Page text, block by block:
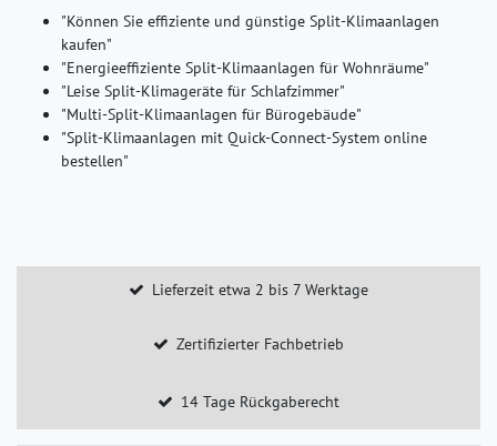
"Können Sie effiziente und günstige Split-Klimaanlagen
kaufen"
"Energieeffiziente Split-Klimaanlagen für Wohnräume"
"Leise Split-Klimageräte für Schlafzimmer"
"Multi-Split-Klimaanlagen für Bürogebäude"
"Split-Klimaanlagen mit Quick-Connect-System online
bestellen"
Lieferzeit etwa 2 bis 7 Werktage
Zertifizierter Fachbetrieb
14 Tage Rückgaberecht